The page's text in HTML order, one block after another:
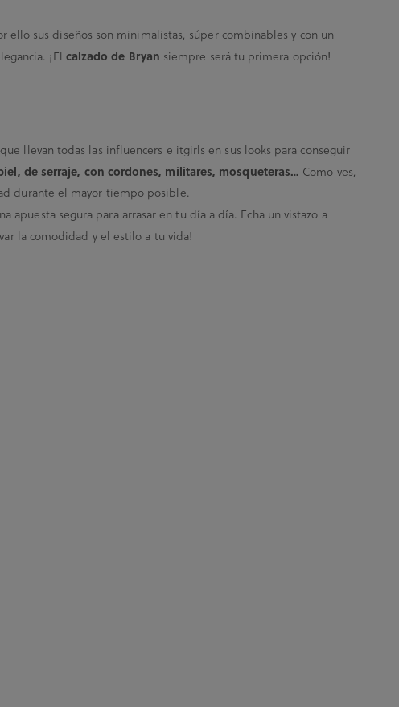
ello sus diseños son minimalistas, súper combinables y con un
¡El calzado de Bryan siempre será tu primera opción!
que llevan todas las influencers e itgirls en sus looks para conseguir
de serraje, con cordones, militares, mosqueteras… Como ves,
durante el mayor tiempo posible.
apuesta segura para arrasar en tu día a día. Echa un vistazo a
la comodidad y el estilo a tu vida!